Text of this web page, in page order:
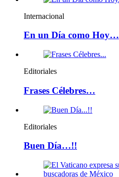
Internacional
En un Día como Hoy…
Editoriales
Frases Célebres…
Editoriales
Buen Día…!!